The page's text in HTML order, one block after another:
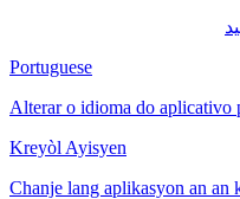
Portuguese
Alterar o idioma do aplicativo
Kreyòl Ayisyen
Chanje lang aplikasyon an an